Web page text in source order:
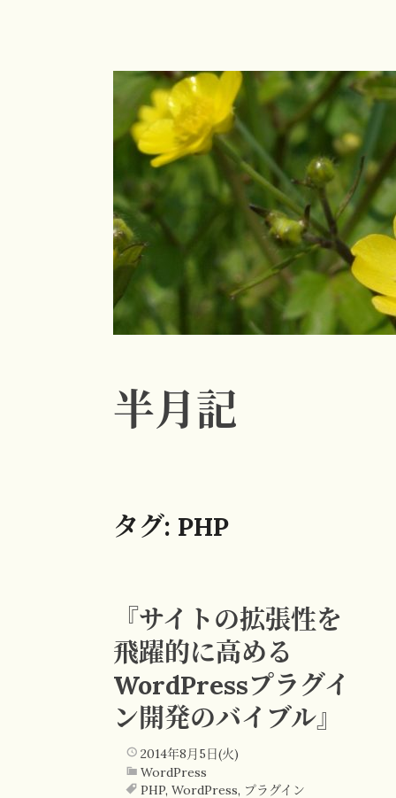
テ
ツ
へ
ス
キ
プ
半月記
タグ: PHP
『サイトの拡張性を
飛躍的に高める
WordPressプラグイ
ン開発のバイブル』
2014年8月5日(火)
WordPress
PHP, WordPress, プラグイン